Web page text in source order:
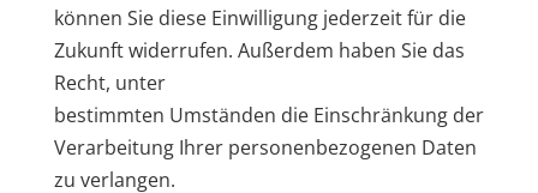
können Sie diese Einwilligung jederzeit für die
Zukunft widerrufen. Außerdem haben Sie das
Recht, unter
bestimmten Umständen die Einschränkung der
Verarbeitung Ihrer personenbezogenen Daten
zu verlangen.